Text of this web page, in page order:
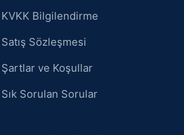
KVKK Bilgilendirme
Satış Sözleşmesi
Şartlar ve Koşullar
Sık Sorulan Sorular